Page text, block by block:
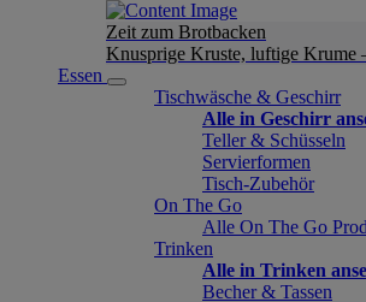
Zeit zum Brotbacken
Knusprige Kruste, luftige Krume
Essen
Tischwäsche & Geschirr
Alle in Geschirr
Teller & Schüsseln
Servierformen
Tisch-Zubehör
On The Go
Alle On The Go
Trinken
Alle in Trinken
Becher & Tassen